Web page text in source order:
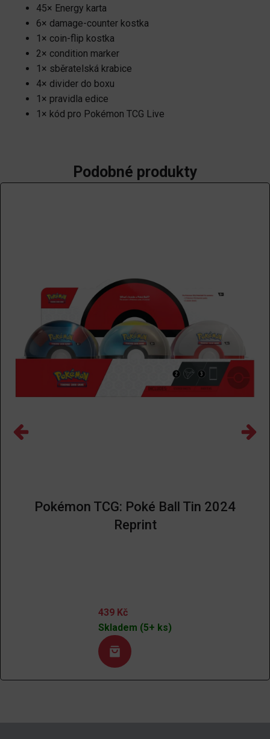
45× Energy karta
6× damage-counter kostka
1× coin-flip kostka
2× condition marker
1× sběratelská krabice
4× divider do boxu
1× pravidla edice
1× kód pro Pokémon TCG Live
Podobné produkty
Pokémon TCG: Poké Ball Tin 2024
Reprint
439 Kč
Skladem (5+ ks)